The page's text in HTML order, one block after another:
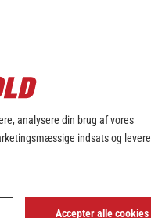
analysere din brug af vores
indsats og levere
Accepter alle cookies